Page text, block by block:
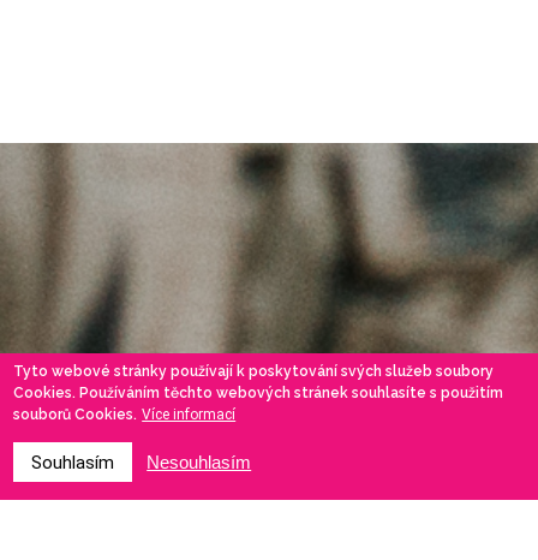
Tyto webové stránky používají k poskytování svých služeb soubory
Cookies. Používáním těchto webových stránek souhlasíte s použitím
souborů Cookies. Více informací
Souhlasím Nesouhlasím